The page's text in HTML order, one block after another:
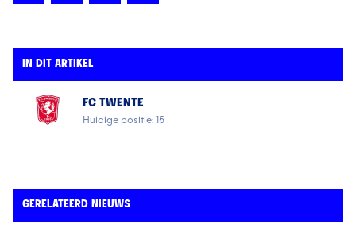
IN DIT ARTIKEL
FC TWENTE
Huidige positie: 15
GERELATEERD NIEUWS